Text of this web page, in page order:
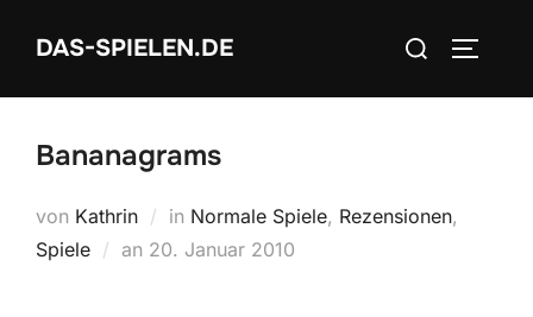
InhaltDAS-SPIELEN.DE
Suchen
Bananagrams
von Kathrin in Normale Spiele, Rezensionen,
Spiele
an Veröffentlicht
20. Januar 2010